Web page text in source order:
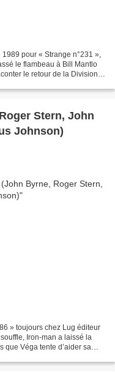
pour « Strange n°231 »,
le flambeau à Bill Mantlo
le retour de la Division
Stern, John
Johnson)
» toujours chez Lug éditeur
Iron-man a laissé la
que Véga tente d’aider sa